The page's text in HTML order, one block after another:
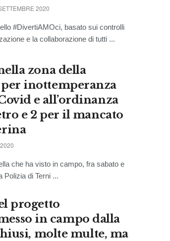
2020
#DivertiAMOci, basato sui controlli
e la collaborazione di tutti ...
zona della
inottemperanza
e all’ordinanza
e 2 per il mancato
che ha visto in campo, fra sabato e
Polizia di Terni ...
progetto
in campo dalla
molte multe, ma